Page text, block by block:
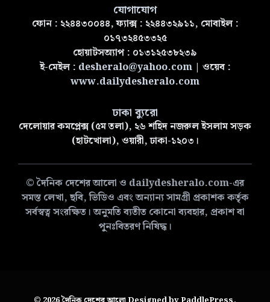
যোগাযোগ
ফোন : ২২৪৪৩০০৪৪, ফ্যাক্স : ২২৪৪৩২৯১১, মোবাইল :
০১৭৩২৪৫৩৩২৫
হোয়াটসঅ্যাপ : ০১৩১২৫৩৮২৩৯
ই-মেইল : desheralo@yahoo.com| ওয়েব :
www.dailydesheralo.com
ঢাকা ব্যুরো
দেলোয়ার কমপ্লেক্স (৫ম তলা), ২৬ শহিদ নজরুল ইসলাম সড়ক
(হাটখোলা), ওয়ারী, ঢাকা-১২০৩।
© দৈনিক দেশের আলো ও dailydesheralo.com-এর
সমস্ত লেখা, ছবি, ভিডিও এবং অন্যান্য সামগ্রী প্রকাশক কর্তৃক
সর্বস্বত্ব সংরক্ষিত। অনুমতি ব্যতীত কোনো ব্যবহার, প্রকাশ বা
পুনঃবিতরণ নিষিদ্ধ।